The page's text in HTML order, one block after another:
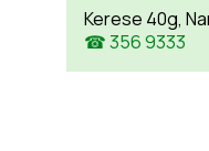
Kerese 40g,
☎ 356 9333